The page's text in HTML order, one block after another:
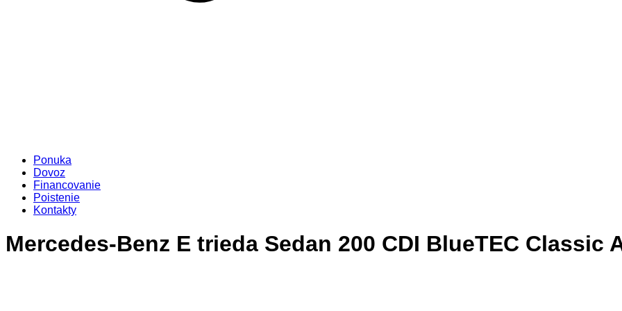
Ponuka
Dovoz
Financovanie
Poistenie
Kontakty
Mercedes-Benz E trieda Sedan 200 CDI BlueTEC Classic